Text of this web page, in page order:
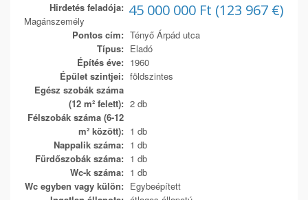
45 000 000 Ft (123 967 €)
Hirdetés feladója:
Magánszemély
Pontos cím: Tényő Árpád utca
Típus: Eladó
Építés éve: 1960
Épület szintjei: földszintes
Egész szobák száma
(12 m² felett): 2 db
Félszobák száma (6-12
m² között): 1 db
Nappalik száma: 1 db
Fürdőszobák száma: 1 db
Wc-k száma: 1 db
Wc egyben vagy külön: Egybeépített